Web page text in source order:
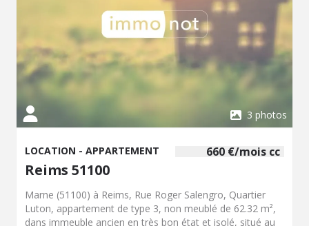
3 photos
660 €/mois cc
LOCATION - APPARTEMENT
Reims 51100
Marne (51100) à Reims, Rue Roger Salengro, Quartier
Luton, appartement de type 3, non meublé de 62.32 m²,
dans immeuble ancien en très bon état et isolé, situé au